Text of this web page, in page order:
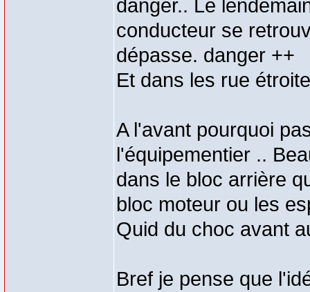
danger.. Le
conducteur se
dépasse. danger ++
Et dans les rue
A l'avant pourquoi
l'équipementier ..
dans le bloc arrière
bloc moteur ou les
Quid du choc avant
Bref je pense que